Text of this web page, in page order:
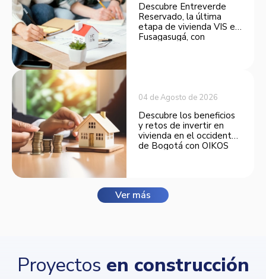
Descubre Entreverde
Reservado, la última
etapa de vivienda VIS en
Fusagasugá, con
04 de Agosto de 2026
Descubre los beneficios
y retos de invertir en
vivienda en el occidente
de Bogotá con OIKOS
Ver más
Proyectos en construcción